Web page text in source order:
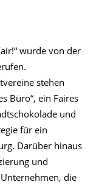
wurde von der
stehen
Büro“, ein Faires
und
für ein
Darüber hinaus
und
die